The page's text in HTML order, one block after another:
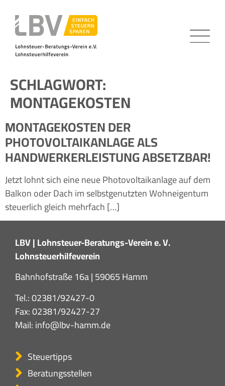
SCHLAGWORT:
MONTAGEKOSTEN
MONTAGEKOSTEN DER
PHOTOVOLTAIKANLAGE ALS
HANDWERKERLEISTUNG ABSETZBAR!
Jetzt lohnt sich eine neue Photovoltaikanlage auf dem
Balkon oder Dach im selbstgenutzten Wohneigentum
steuerlich gleich mehrfach […]
LBV | Lohnsteuer-Beratungs-Verein e. V.
Lohnsteuerhilfeverein
Bahnhofstraße 16a | 59065 Hamm
Tel.:02381/92427-0
Fax: 02381/92427-27
Mail:info@lbv-hamm.de
Steuertipps
Beratungsstellen